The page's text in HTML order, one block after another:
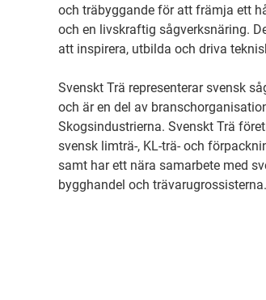
och träbyggande för att främja ett
och en livskraftig sågverksnäring.
att inspirera, utbilda och driva
Svenskt Trä representerar svensk
och är en del av
Skogsindustrierna. Svenskt Trä
svensk limträ-, KL-trä- och
samt har ett nära samarbete med
bygghandel och trävarugrossisterna.